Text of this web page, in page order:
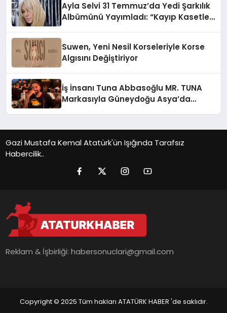
Ayla Selvi 31 Temmuz’da Yedi Şarkılık
Albümünü Yayımladı: “Kayıp Kasetler
Suwen, Yeni Nesil Korseleriyle Korse
Algısını Değiştiriyor
İş İnsanı Tuna Abbasoğlu MR. TUNA
Markasıyla Güneydoğu Asya’da
Gazi Mustafa Kemal Atatürk'ün Işığında Tarafsız
Habercilik..
Reklam & İşbirliği:habersonuclari@gmail.com
Copyright © 2025 Tüm hakları ATATÜRK HABER 'de saklıdır.